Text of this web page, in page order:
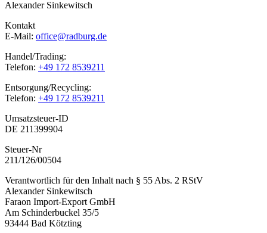
Alexander Sinkewitsch
Kontakt
E-Mail: office@radburg.de
Handel/Trading:
Telefon: +49 172 8539211
Entsorgung/Recycling:
Telefon: +49 172 8539211
Umsatzsteuer-ID
DE 211399904
Steuer-Nr
211/126/00504
Verantwortlich für den Inhalt nach § 55 Abs. 2 RStV
Alexander Sinkewitsch
Faraon Import-Export GmbH
Am Schinderbuckel 35/5
93444 Bad Kötzting